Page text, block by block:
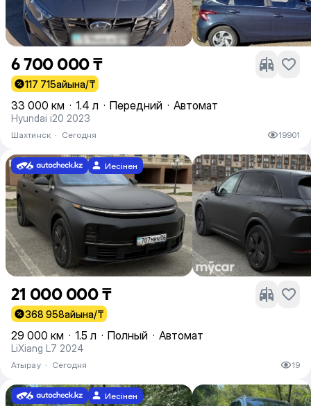
6 700 000 ₸
117 715айына/₸
33 000 км · 1.4 л · Передний · Автомат
Hyundai i20 2023
Шахтинск · Сегодня 19901
Иесінен
21 000 000 ₸
368 958айына/₸
29 000 км · 1.5 л · Полный · Автомат
LiXiang L7 2024
Атырау · Сегодня 19
Иесінен